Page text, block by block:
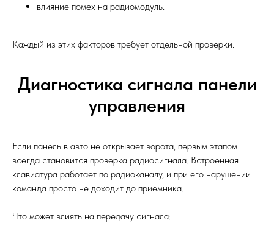
влияние помех на радиомодуль.
Каждый из этих факторов требует отдельной проверки.
Диагностика сигнала панели
управления
Если панель в авто не открывает ворота, первым этапом
всегда становится проверка радиосигнала. Встроенная
клавиатура работает по радиоканалу, и при его нарушении
команда просто не доходит до приемника.
Что может влиять на передачу сигнала: